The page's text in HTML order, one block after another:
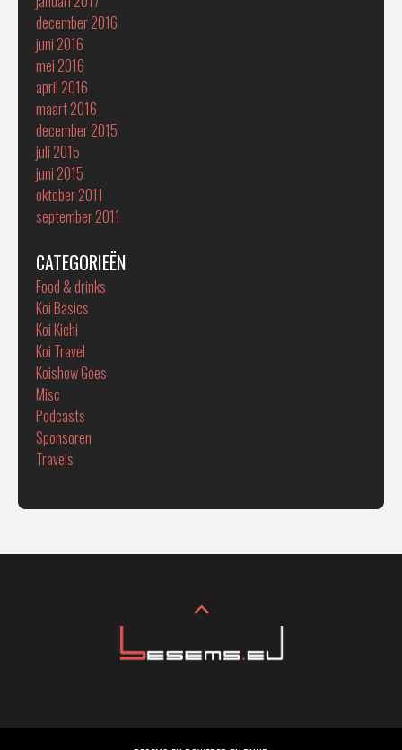
december 2016
juni 2016
mei 2016
april 2016
maart 2016
december 2015
juli 2015
juni 2015
oktober 2011
september 2011
CATEGORIEËN
Food & drinks
Koi Basics
Koi Kichi
Koi Travel
Koishow Goes
Misc
Podcasts
Sponsoren
Travels